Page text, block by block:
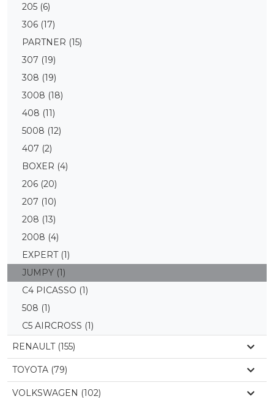
205 (6)
306 (17)
PARTNER (15)
307 (19)
308 (19)
3008 (18)
408 (11)
5008 (12)
407 (2)
BOXER (4)
206 (20)
207 (10)
208 (13)
2008 (4)
EXPERT (1)
JUMPY (1)
C4 PICASSO (1)
508 (1)
C5 AIRCROSS (1)
RENAULT (155)
TOYOTA (79)
VOLKSWAGEN (102)